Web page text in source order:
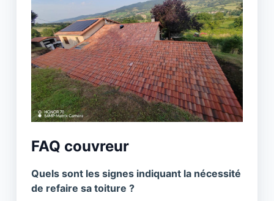
FAQ couvreur
Quels sont les signes indiquant la nécessité
de refaire sa toiture ?